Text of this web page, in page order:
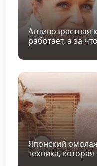
Антивозрастная
работает, а за
Японский
техника,